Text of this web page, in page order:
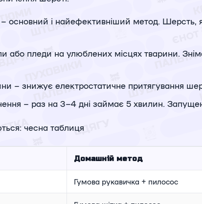
– основний і найефективніший метод.
або пледи на улюблених місцях тварини.
– знижує електростатичне притягування
– раз на 3–4 дні займає 5 хвилин.
чесна таблиця
Домашній метод
Гумова рукавичка + пилосос